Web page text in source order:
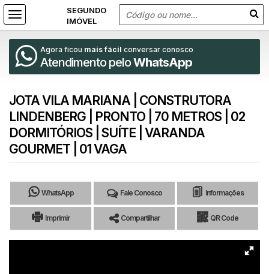
Agora ficou mais fácil conversar conosco
Atendimento peloWhatsApp
JOTA VILA MARIANA | CONSTRUTORA
LINDENBERG | PRONTO | 70 METROS | 02
DORMITÓRIOS | SUÍTE | VARANDA
GOURMET | 01 VAGA
WhatsApp Fale Conosco Informações
Imprimir Compartilhar QR Code